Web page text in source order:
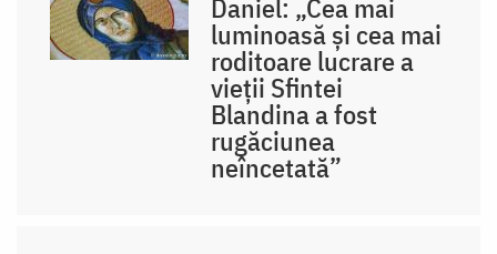
Daniel: „Cea mai
luminoasă și cea mai
roditoare lucrare a
vieții Sfintei
Blandina a fost
rugăciunea
neîncetată”